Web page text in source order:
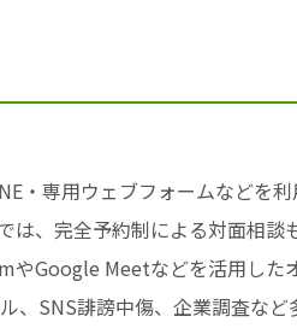
・専用ウェブフォームなどを
は、完全予約制による対面相
Google Meetなどを活用し
、SNS誹謗中傷、企業調査な